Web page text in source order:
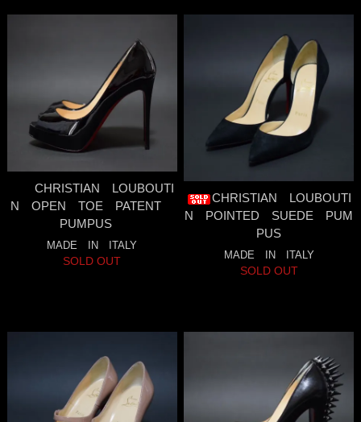
CHRISTIAN LOUBOUTI
N OPEN TOE PATENT
PUMPUS
MADE IN ITALY
SOLD OUT
CHRISTIAN LOUBOUTI
N POINTED SUEDE PUM
PUS
MADE IN ITALY
SOLD OUT